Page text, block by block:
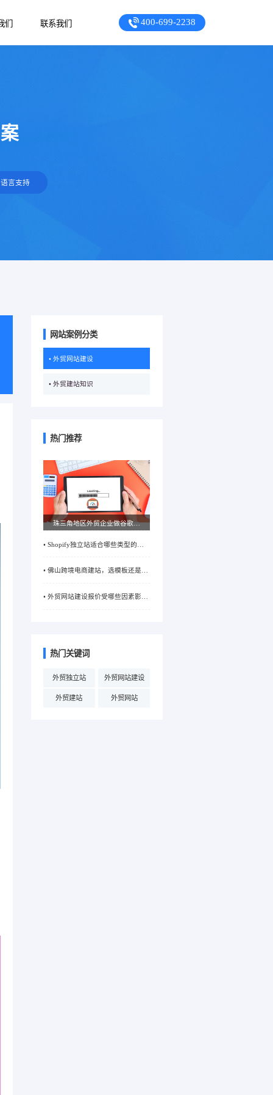
们 联系我们 400-699-2238
言支持
网站案例分类
• 外贸网站建设
• 外贸建站知识
热门推荐
珠三角地区外贸企业做谷歌推
广，选哪家公司更靠谱？
• Shopify独立站适合哪些类型的外
• 佛山跨境电商建站，选模板还是定
• 外贸网站建设报价受哪些因素影
热门关键词
外贸独立站 外贸网站建设
外贸建站 外贸网站